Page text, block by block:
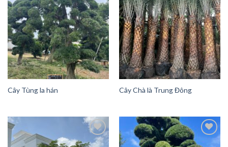
Add to
Wishlist
Cây Tùng la hán
Add to
Wishlist
Cây Chà là Trung Đông